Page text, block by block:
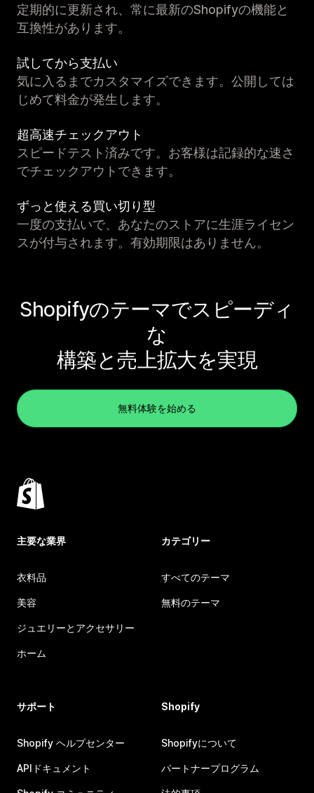
定期的に更新され、常に最新のShopifyの機能と
互換性があります。
試してから支払い
気に入るまでカスタマイズできます。公開しては
じめて料金が発生します。
超高速チェックアウト
スピードテスト済みです。お客様は記録的な速さ
でチェックアウトできます。
ずっと使える買い切り型
一度の支払いで、あなたのストアに生涯ライセン
スが付与されます。有効期限はありません。
Shopifyのテーマでスピーディ
な
構築と売上拡大を実現
無料体験を始める
主要な業界
衣料品
美容
ジュエリーとアクセサリー
ホーム
カテゴリー
すべてのテーマ
無料のテーマ
サポート
Shopify ヘルプセンター
APIドキュメント
Shopify
Shopifyについて
パートナープログラム